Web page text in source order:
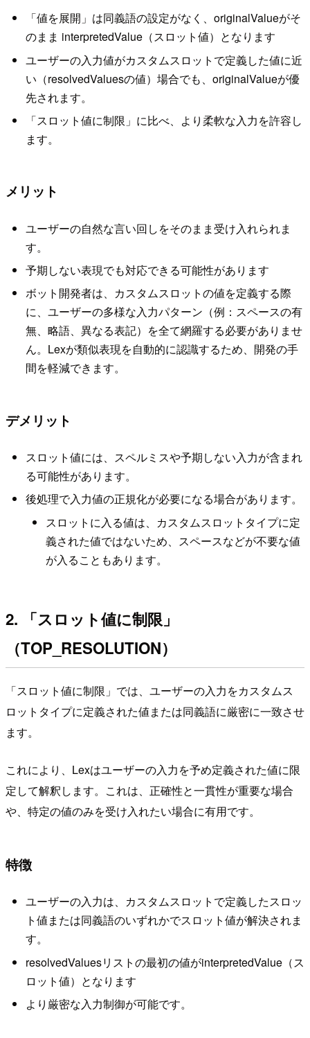
「値を展開」は同義語の設定がなく、originalValueがそ
のまま interpretedValue（スロット値）となります
ユーザーの入力値がカスタムスロットで定義した値に近
い（resolvedValuesの値）場合でも、originalValueが優
先されます。
「スロット値に制限」に比べ、より柔軟な入力を許容し
ます。
メリット
ユーザーの自然な言い回しをそのまま受け入れられま
す。
予期しない表現でも対応できる可能性があります
ボット開発者は、カスタムスロットの値を定義する際
に、ユーザーの多様な入力パターン（例：スペースの有
無、略語、異なる表記）を全て網羅する必要がありませ
ん。Lexが類似表現を自動的に認識するため、開発の手
間を軽減できます。
デメリット
スロット値には、スペルミスや予期しない入力が含まれ
る可能性があります。
後処理で入力値の正規化が必要になる場合があります。
スロットに入る値は、カスタムスロットタイプに定
義された値ではないため、スペースなどが不要な値
が入ることもあります。
2. 「スロット値に制限」
（TOP_RESOLUTION）
「スロット値に制限」では、ユーザーの入力をカスタムス
ロットタイプに定義された値または同義語に厳密に一致させ
ます。
これにより、Lexはユーザーの入力を予め定義された値に限
定して解釈します。これは、正確性と一貫性が重要な場合
や、特定の値のみを受け入れたい場合に有用です。
特徴
ユーザーの入力は、カスタムスロットで定義したスロッ
ト値または同義語のいずれかでスロット値が解決されま
す。
resolvedValuesリストの最初の値がinterpretedValue（ス
ロット値）となります
より厳密な入力制御が可能です。